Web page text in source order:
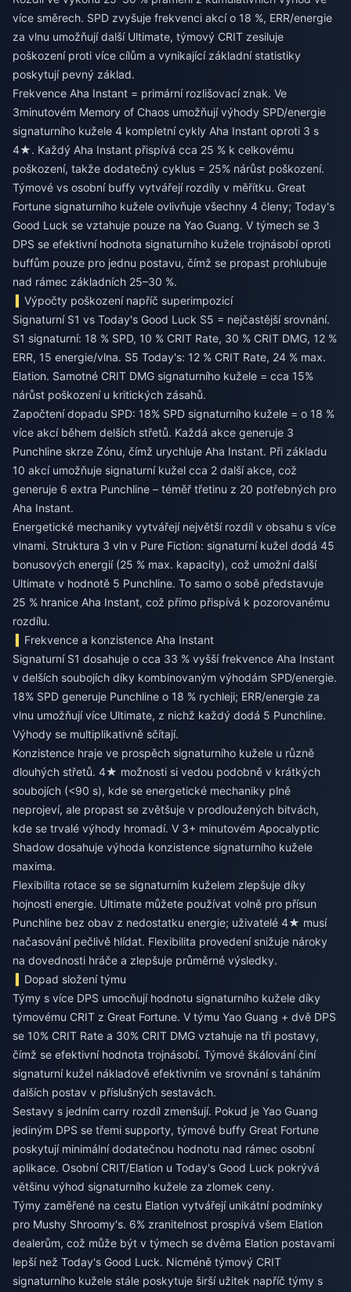
více směrech. SPD zvyšuje frekvenci akcí o 18 %, ERR/energie
za vlnu umožňují další Ultimate, týmový CRIT zesiluje
poškození proti více cílům a vynikající základní statistiky
poskytují pevný základ.
Frekvence Aha Instant = primární rozlišovací znak. Ve
3minutovém Memory of Chaos umožňují výhody SPD/energie
signaturního kužele 4 kompletní cykly Aha Instant oproti 3 s
4★. Každý Aha Instant přispívá cca 25 % k celkovému
poškození, takže dodatečný cyklus = 25% nárůst poškození.
Týmové vs osobní buffy vytvářejí rozdíly v měřítku. Great
Fortune signaturního kužele ovlivňuje všechny 4 členy; Today's
Good Luck se vztahuje pouze na Yao Guang. V týmech se 3
DPS se efektivní hodnota signaturního kužele trojnásobí oproti
buffům pouze pro jednu postavu, čímž se propast prohlubuje
nad rámec základních 25–30 %.
Výpočty poškození napříč superimpozicí
Signaturní S1 vs Today's Good Luck S5 = nejčastější srovnání.
S1 signaturní: 18 % SPD, 10 % CRIT Rate, 30 % CRIT DMG, 12 %
ERR, 15 energie/vlna. S5 Today's: 12 % CRIT Rate, 24 % max.
Elation. Samotné CRIT DMG signaturního kužele = cca 15%
nárůst poškození u kritických zásahů.
Započtení dopadu SPD: 18% SPD signaturního kužele = o 18 %
více akcí během delších střetů. Každá akce generuje 3
Punchline skrze Zónu, čímž urychluje Aha Instant. Při základu
10 akcí umožňuje signaturní kužel cca 2 další akce, což
generuje 6 extra Punchline – téměř třetinu z 20 potřebných pro
Aha Instant.
Energetické mechaniky vytvářejí největší rozdíl v obsahu s více
vlnami. Struktura 3 vln v Pure Fiction: signaturní kužel dodá 45
bonusových energií (25 % max. kapacity), což umožní další
Ultimate v hodnotě 5 Punchline. To samo o sobě představuje
25 % hranice Aha Instant, což přímo přispívá k pozorovanému
rozdílu.
Frekvence a konzistence Aha Instant
Signaturní S1 dosahuje o cca 33 % vyšší frekvence Aha Instant
v delších soubojích díky kombinovaným výhodám SPD/energie.
18% SPD generuje Punchline o 18 % rychleji; ERR/energie za
vlnu umožňují více Ultimate, z nichž každý dodá 5 Punchline.
Výhody se multiplikativně sčítají.
Konzistence hraje ve prospěch signaturního kužele u různě
dlouhých střetů. 4★ možnosti si vedou podobně v krátkých
soubojích (<90 s), kde se energetické mechaniky plně
neprojeví, ale propast se zvětšuje v prodloužených bitvách,
kde se trvalé výhody hromadí. V 3+ minutovém Apocalyptic
Shadow dosahuje výhoda konzistence signaturního kužele
maxima.
Flexibilita rotace se se signaturním kuželem zlepšuje díky
hojnosti energie. Ultimate můžete používat volně pro přísun
Punchline bez obav z nedostatku energie; uživatelé 4★ musí
načasování pečlivě hlídat. Flexibilita provedení snižuje nároky
na dovednosti hráče a zlepšuje průměrné výsledky.
Dopad složení týmu
Týmy s více DPS umocňují hodnotu signaturního kužele díky
týmovému CRIT z Great Fortune. V týmu Yao Guang + dvě DPS
se 10% CRIT Rate a 30% CRIT DMG vztahuje na tři postavy,
čímž se efektivní hodnota trojnásobí. Týmové škálování činí
signaturní kužel nákladově efektivním ve srovnání s taháním
dalších postav v příslušných sestavách.
Sestavy s jedním carry rozdíl zmenšují. Pokud je Yao Guang
jediným DPS se třemi supporty, týmové buffy Great Fortune
poskytují minimální dodatečnou hodnotu nad rámec osobní
aplikace. Osobní CRIT/Elation u Today's Good Luck pokrývá
většinu výhod signaturního kužele za zlomek ceny.
Týmy zaměřené na cestu Elation vytvářejí unikátní podmínky
pro Mushy Shroomy's. 6% zranitelnost prospívá všem Elation
dealerům, což může být v týmech se dvěma Elation postavami
lepší než Today's Good Luck. Nicméně týmový CRIT
signaturního kužele stále poskytuje širší užitek napříč týmy s